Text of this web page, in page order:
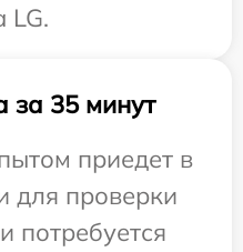
LG.
за 35 минут
приедет в
для проверки
потребуется